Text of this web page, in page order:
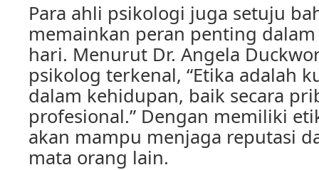
Para ahli psikologi juga setuju
memainkan peran penting
hari. Menurut Dr. Angela
psikolog terkenal, “Etika adalah
dalam kehidupan, baik secara
profesional.” Dengan memiliki
akan mampu menjaga reputasi
mata orang lain.